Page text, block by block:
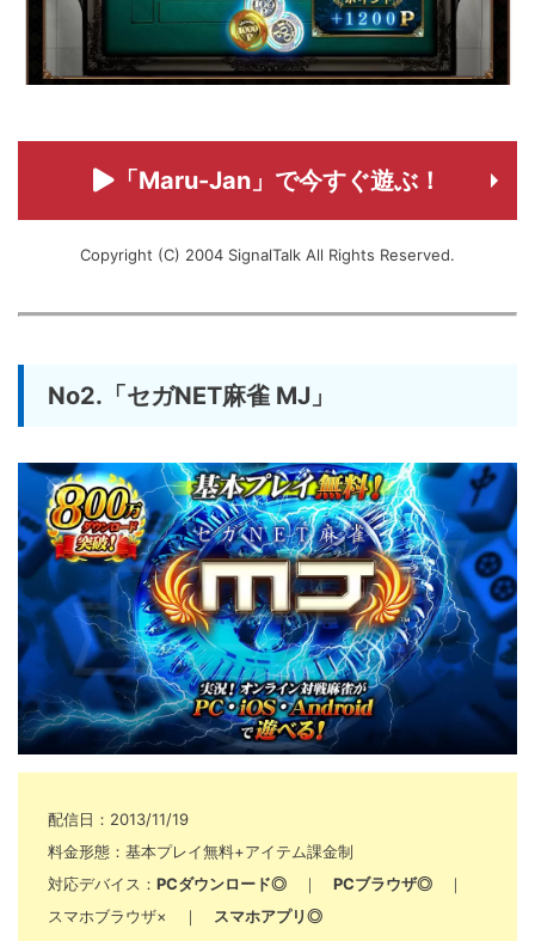
「Maru-Jan」で今すぐ遊ぶ！
Copyright (C) 2004 SignalTalk All Rights Reserved.
No2.「セガNET麻雀 MJ」
配信日：2013/11/19
料金形態：基本プレイ無料+アイテム課金制
対応デバイス： PCダウンロード◎ ｜ PCブラウザ◎ ｜
スマホブラウザ× ｜
スマホアプリ◎